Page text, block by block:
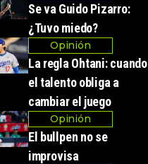
Se va Guido Pizarro:
¿Tuvo miedo?
Opinión
La regla Ohtani: cuando
el talento obliga a
cambiar el juego
Opinión
El bullpen no se
improvisa